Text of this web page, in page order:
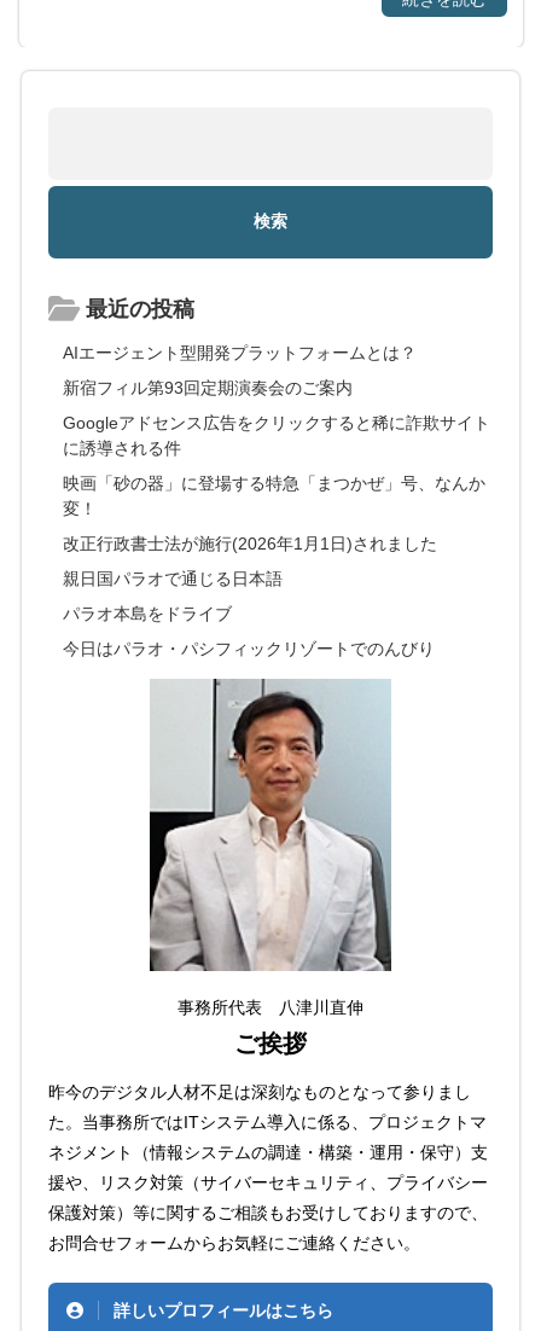
最近の投稿
AIエージェント型開発プラットフォームとは？
新宿フィル第93回定期演奏会のご案内
Googleアドセンス広告をクリックすると稀に詐欺サイト
に誘導される件
映画「砂の器」に登場する特急「まつかぜ」号、なんか
変！
改正行政書士法が施行(2026年1月1日)されました
親日国パラオで通じる日本語
パラオ本島をドライブ
今日はパラオ・パシフィックリゾートでのんびり
事務所代表 八津川直伸
ご挨拶
昨今のデジタル人材不足は深刻なものとなって参りまし
た。当事務所ではITシステム導入に係る、プロジェクトマ
ネジメント（情報システムの調達・構築・運用・保守）支
援や、リスク対策（サイバーセキュリティ、プライバシー
保護対策）等に関するご相談もお受けしておりますので、
お問合せフォームからお気軽にご連絡ください。
詳しいプロフィールはこちら